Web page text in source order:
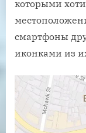
которыми
смартфоны
иконками из